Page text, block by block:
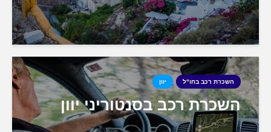
השכרת רכב בחו"ל יוון
השכרת רכב בסנטוריני יוון